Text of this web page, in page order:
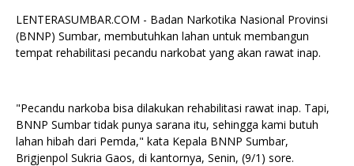
LENTERASUMBAR.COM - Badan Narkotika Nasional Provinsi
(BNNP) Sumbar, membutuhkan lahan untuk membangun
tempat rehabilitasi pecandu narkobat yang akan rawat inap.
"Pecandu narkoba bisa dilakukan rehabilitasi rawat inap. Tapi,
BNNP Sumbar tidak punya sarana itu, sehingga kami butuh
lahan hibah dari Pemda," kata Kepala BNNP Sumbar,
Brigjenpol Sukria Gaos, di kantornya, Senin, (9/1) sore.